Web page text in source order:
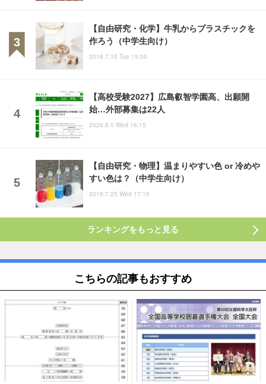
【自由研究・化学】牛乳からプラスチックを
作ろう（中学生向け）
2018.7.10 Tue 15:00
【高校受験2027】広島叡智学園高、出願開
始…外部募集は22人
2026.8.5 Wed 16:15
【自由研究・物理】温まりやすい色 or 冷めや
すい色は？（中学生向け）
2018.7.25 Wed 17:15
ランキングをもっと見る
こちらの記事もおすすめ